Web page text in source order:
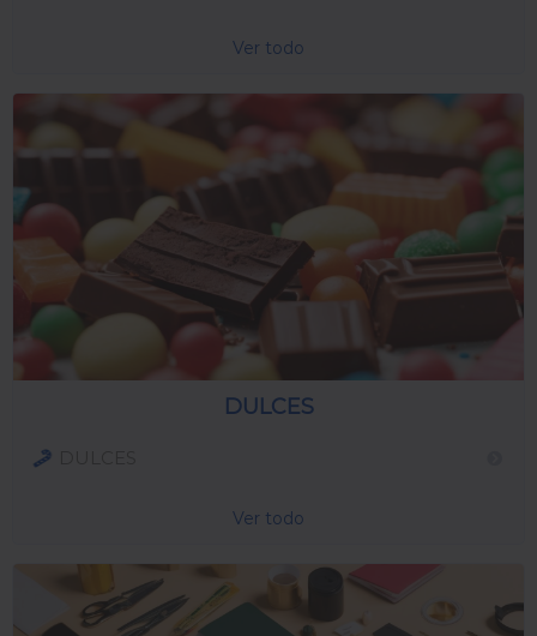
Ver todo
DULCES
Ver todo